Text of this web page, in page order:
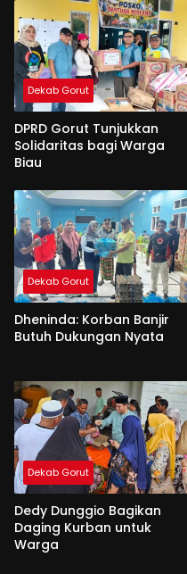
Dekab Gorut
DPRD Gorut Tunjukkan
Solidaritas bagi Warga
Biau
Dekab Gorut
Dheninda: Korban Banjir
Butuh Dukungan Nyata
Dekab Gorut
Dedy Dunggio Bagikan
Daging Kurban untuk
Warga